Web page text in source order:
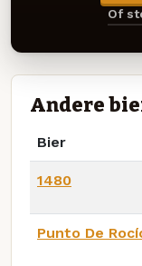
Of
Andere
Bier
1480
Punto De